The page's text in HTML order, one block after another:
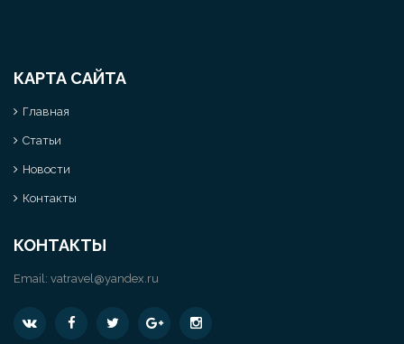
КАРТА САЙТА
Главная
Статьи
Новости
Контакты
КОНТАКТЫ
Email: vatravel@yandex.ru